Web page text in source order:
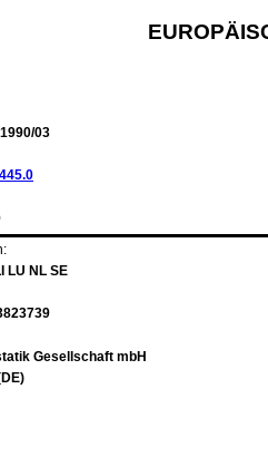
03
LU NL SE
Gesellschaft mbH